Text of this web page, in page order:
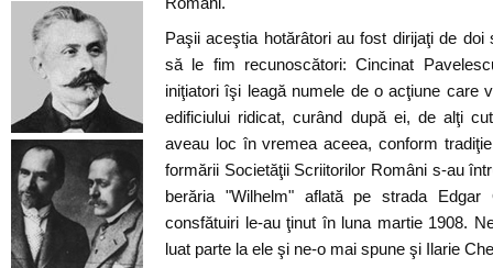
Paşii aceştia hotărâtori au fost dirijaţi de
să le fim recunoscători: Cincinat
iniţiatori îşi leagă numele de o acţiune care
edificiului ridicat, curând după ei, de alţi
aveau loc în vremea aceea, conform
formării Societăţii Scriitorilor Români s-au
berăria "Wilhelm" aflată pe strada Edgar
consfătuiri le-au ţinut în luna martie 1908.
luat parte la ele şi ne-o mai spune şi Ilarie